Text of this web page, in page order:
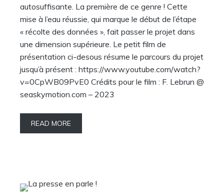
autosuffisante. La première de ce genre ! Cette
mise à l’eau réussie, qui marque le début de l’étape
« récolte des données », fait passer le projet dans
une dimension supérieure. Le petit film de
présentation ci-desous résume le parcours du projet
jusqu’à présent : https://www.youtube.com/watch?
v=0CpWB09PvE0 Crédits pour le film : F. Lebrun @
seaskymotion.com – 2023
READ MORE